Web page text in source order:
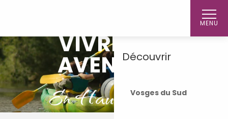
principal
MENU
Découvrir
Vosges du Sud
VIVRE UNE
AVENTURE
En Haute-Saône